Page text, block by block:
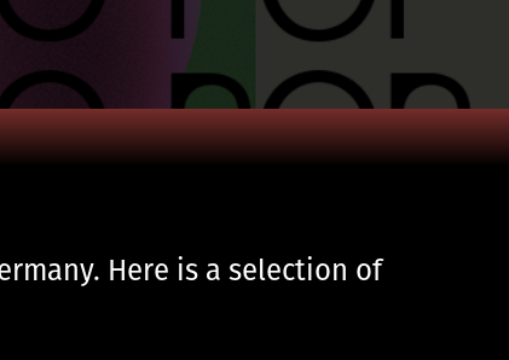
Here is a selection of